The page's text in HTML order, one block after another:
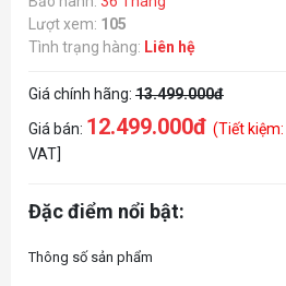
Lượt xem: 105
Tình trạng hàng: Liên hệ
Giá chính hãng: 13.499.000đ
Giá bán: 12.499.000đ (Tiết
VAT]
Đặc điểm nổi bật:
Thông số sản phẩm